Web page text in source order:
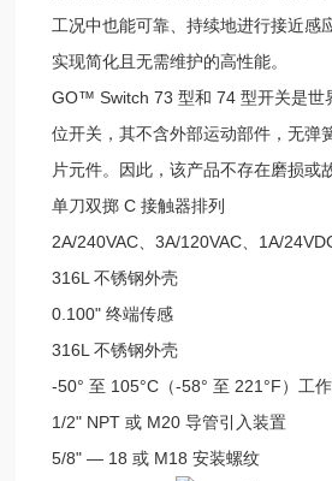
工况中也能可靠、持续地进行接近感
实现简化且无需维护的高性能。
GO™ Switch 73 型和 74 型开关是世
位开关，其不含外部运动部件，无弹
片元件。因此，该产品不存在磨损或
单刀双掷 C 接触器排列
2A/240VAC、3A/120VAC、1A/
316L 不锈钢外壳
0.100" 终端传感
316L 不锈钢外壳
-50° 至 105°C（-58° 至 221°F）工
1/2" NPT 或 M20 导管引入装置
5/8" — 18 或 M18 安装螺纹